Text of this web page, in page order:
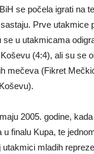
se počela igrati na
Prve
u utakmicama
(4:4), ali su se
mečeva (Fikret
2005. godine,
finalu Kupa, te
mladih